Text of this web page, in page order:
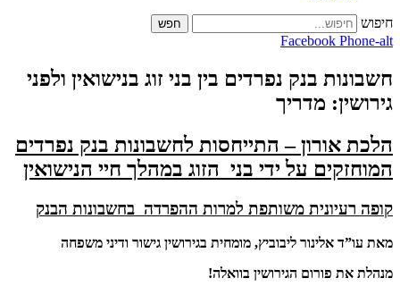
חיפוש חפש
Facebook Phone-alt
חשבונות בנק נפרדים בין בני זוג בנישואין ולפני
גירושין: מדריך
הלכת אורון– התייחסות לחשבונות בנק נפרדים
המוחזקים על ידי בני הזוג במהלך חיי הנישואין
קופה רעיונית משותפת למרות ההפרדה בחשבונות הבנק
מאת עו”ד אלינור ליבוביץ, מומחית בגירושין גישור ודיני משפחה
מנהלת את פורום הגירושין בוואלה!